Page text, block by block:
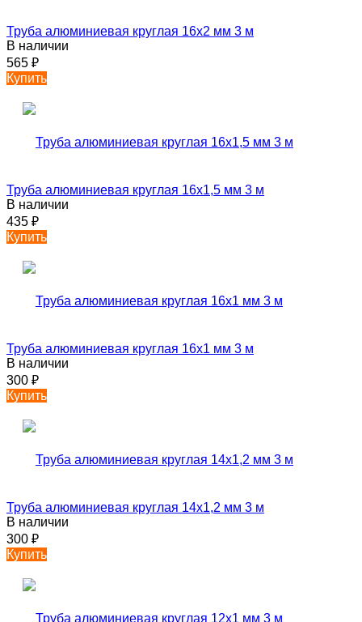
Труба алюминиевая круглая 16х2 мм 3 м
В наличии
565 ₽
Купить
Труба алюминиевая круглая 16х1,5 мм 3 м
В наличии
435 ₽
Купить
Труба алюминиевая круглая 16х1 мм 3 м
В наличии
300 ₽
Купить
Труба алюминиевая круглая 14х1,2 мм 3 м
В наличии
300 ₽
Купить